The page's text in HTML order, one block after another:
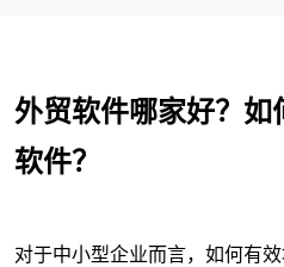
外贸软件哪家好？如
软件？
对于中小型企业而言，如何有